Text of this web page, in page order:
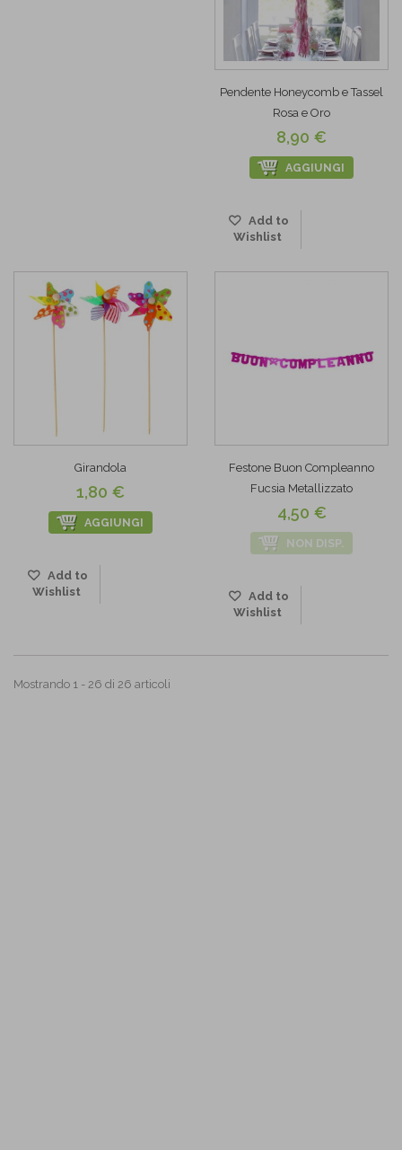
Pendente Honeycomb e Tassel
Rosa e Oro
8,90 €
AGGIUNGI
Add to
Wishlist
Girandola
1,80 €
AGGIUNGI
Add to
Wishlist
Festone Buon Compleanno
Fucsia Metallizzato
4,50 €
NON DISP.
Add to
Wishlist
Mostrando 1 - 26 di 26 articoli